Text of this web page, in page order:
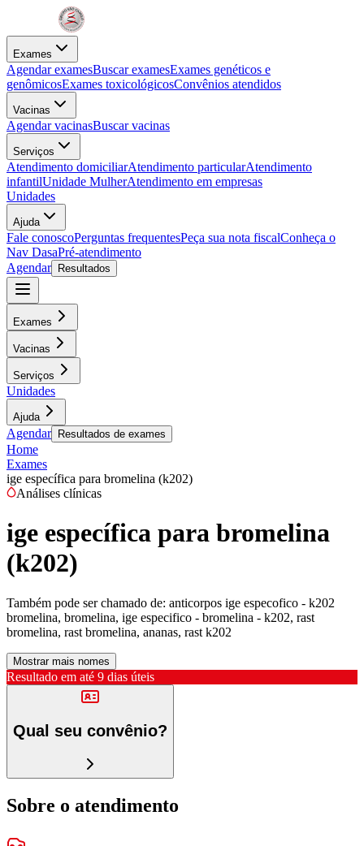
Exames
Agendar examesBuscar examesExames genéticos e
genômicosExames toxicológicosConvênios atendidos
Vacinas
Agendar vacinasBuscar vacinas
Serviços
Atendimento domiciliarAtendimento particularAtendimento
infantilUnidade MulherAtendimento em empresas
Unidades
Ajuda
Fale conoscoPerguntas frequentesPeça sua nota fiscalConheça o
Nav DasaPré-atendimento
Agendar
Resultados
Exames
Vacinas
Serviços
Unidades
Ajuda
Agendar Resultados de exames
Home
Exames
ige específica para bromelina (k202)
Análises clínicas
ige específica para bromelina
(k202)
Também pode ser chamado de: anticorpos ige especofico - k202
bromelina, bromelina, ige especifico - bromelina - k202, rast
bromelina, rast bromelina, ananas, rast k202
Mostrar mais nomes
Resultado em até 9 dias úteis
Qual seu convênio?
Sobre o atendimento